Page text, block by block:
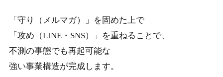
「守り（メルマガ）」を固めた上で
「攻め（LINE・SNS）」を重ねることで、
不測の事態でも再起可能な
強い事業構造が完成します。